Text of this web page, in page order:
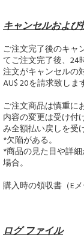
キャンセルおよ
ご注文完了後のキャ
てご注文完了後、24
注文がキャンセルの
AU$ 20を請求致しま
ご注文商品は慎重に
内容の変更は受け付
み全額払い戻しを受
*欠陥がある。
*商品の見た目や詳
場合。
購入時の領収書（E
ログ ファイル